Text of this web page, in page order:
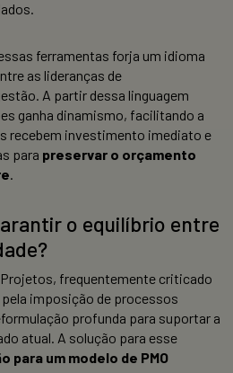
ferramentas forja um idioma
as lideranças de
A partir dessa linguagem
ganha dinamismo, facilitando a
recebem investimento imediato e
para preservar o orçamento
.
o equilíbrio entre
frequentemente criticado
imposição de processos
profunda para suportar a
atual. A solução para esse
para um modelo de PMO